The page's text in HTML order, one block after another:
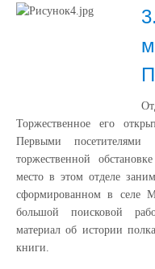
Торжественное его
Первыми
торжественной
место в этом отделе
сформированном в селе
большой поисковой
материал об истории
книги.